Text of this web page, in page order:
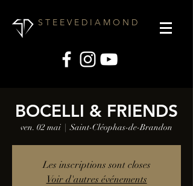
S T E E V E D I A M O N D
BOCELLI & FRIENDS
ven. 02 mai
  |
Saint-Cléophas-de-Brandon
Les inscriptions sont closes
Voir d'autres événements